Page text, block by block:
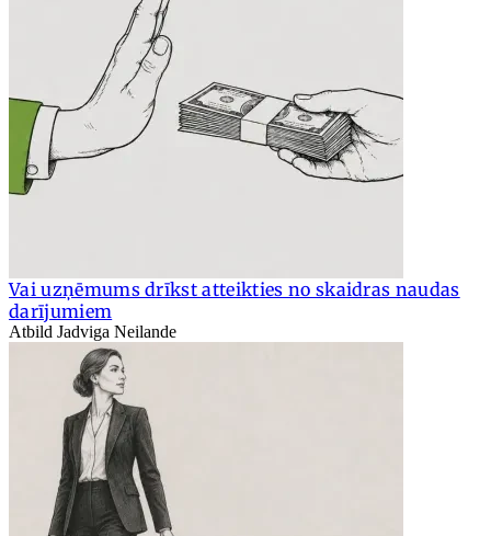
Vai uzņēmums drīkst atteikties no skaidras naudas
darījumiem
Atbild Jadviga Neilande